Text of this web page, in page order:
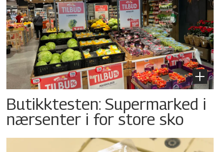
Butikktesten: Supermarked i
nærsenter i for store sko